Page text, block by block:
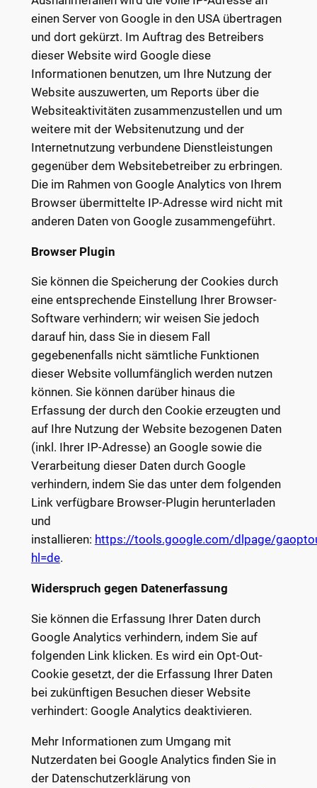
einen Server von Google in den USA übertragen
und dort gekürzt. Im Auftrag des Betreibers
dieser Website wird Google diese
Informationen benutzen, um Ihre Nutzung der
Website auszuwerten, um Reports über die
Websiteaktivitäten zusammenzustellen und um
weitere mit der Websitenutzung und der
Internetnutzung verbundene Dienstleistungen
gegenüber dem Websitebetreiber zu erbringen.
Die im Rahmen von Google Analytics von Ihrem
Browser übermittelte IP-Adresse wird nicht mit
anderen Daten von Google zusammengeführt.
Browser Plugin
Sie können die Speicherung der Cookies durch
eine entsprechende Einstellung Ihrer Browser-
Software verhindern; wir weisen Sie jedoch
darauf hin, dass Sie in diesem Fall
gegebenenfalls nicht sämtliche Funktionen
dieser Website vollumfänglich werden nutzen
können. Sie können darüber hinaus die
Erfassung der durch den Cookie erzeugten und
auf Ihre Nutzung der Website bezogenen Daten
(inkl. Ihrer IP-Adresse) an Google sowie die
Verarbeitung dieser Daten durch Google
verhindern, indem Sie das unter dem folgenden
Link verfügbare Browser-Plugin herunterladen
und
installieren: https://tools.google.com/dlpage/
hl=de.
Widerspruch gegen Datenerfassung
Sie können die Erfassung Ihrer Daten durch
Google Analytics verhindern, indem Sie auf
folgenden Link klicken. Es wird ein Opt-Out-
Cookie gesetzt, der die Erfassung Ihrer Daten
bei zukünftigen Besuchen dieser Website
verhindert: Google Analytics deaktivieren.
Mehr Informationen zum Umgang mit
Nutzerdaten bei Google Analytics finden Sie in
der Datenschutzerklärung von